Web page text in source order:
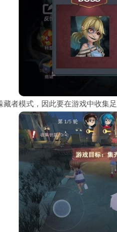
藏者模式，因此要在游戏中收集